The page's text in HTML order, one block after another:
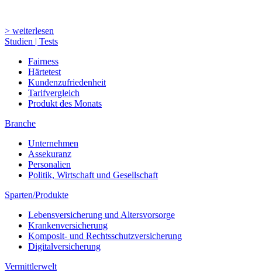
> weiterlesen
Studien | Tests
Fairness
Härtetest
Kundenzufriedenheit
Tarifvergleich
Produkt des Monats
Branche
Unternehmen
Assekuranz
Personalien
Politik, Wirtschaft und Gesellschaft
Sparten/Produkte
Lebensversicherung und Altersvorsorge
Krankenversicherung
Komposit- und Rechtsschutzversicherung
Digitalversicherung
Vermittlerwelt